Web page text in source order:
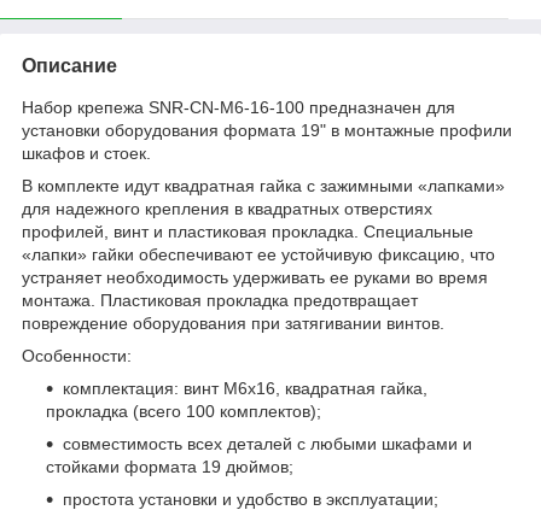
Описание
Набор крепежа SNR-CN-M6-16-100 предназначен для
установки оборудования формата 19" в монтажные профили
шкафов и стоек.
В комплекте идут квадратная гайка с зажимными «лапками»
для надежного крепления в квадратных отверстиях
профилей, винт и пластиковая прокладка. Специальные
«лапки» гайки обеспечивают ее устойчивую фиксацию, что
устраняет необходимость удерживать ее руками во время
монтажа. Пластиковая прокладка предотвращает
повреждение оборудования при затягивании винтов.
Особенности:
комплектация: винт M6х16, квадратная гайка,
прокладка (всего 100 комплектов);
совместимость всех деталей с любыми шкафами и
стойками формата 19 дюймов;
простота установки и удобство в эксплуатации;